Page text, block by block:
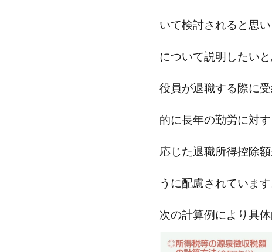
いて検討されると思
について説明したいと
役員が退職する際に
的に長年の勤労に対
応じた退職所得控除
うに配慮されています
次の計算例により具